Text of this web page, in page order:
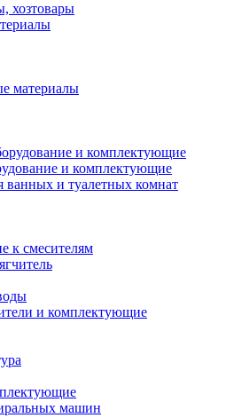
хозтовары
материалы
и комплектующие
ванных и туалетных комнат
к смесителям
и комплектующие
машин